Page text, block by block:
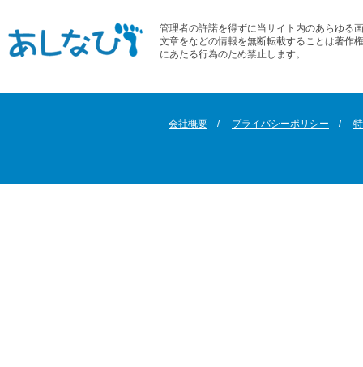
管理者の許諾を得ずに当サイト内のあらゆる
文章をなどの情報を無断転載することは著作
にあたる行為のため禁止します。
会社概要 プライバシーポリシー